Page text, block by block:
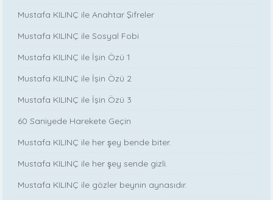
Mustafa KILINÇ ile Anahtar Şifreler
Mustafa KILINÇ ile Sosyal Fobi
Mustafa KILINÇ ile İşin Özü 1
Mustafa KILINÇ ile İşin Özü 2
Mustafa KILINÇ ile İşin Özü 3
60 Saniyede Harekete Geçin
Mustafa KILINÇ ile her şey bende biter.
Mustafa KILINÇ ile her şey sende gizli.
Mustafa KILINÇ ile gözler beynin aynasıdır.